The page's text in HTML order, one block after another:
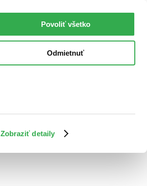
Zobraziť detaily
Povoliť všetko
Odmietnuť